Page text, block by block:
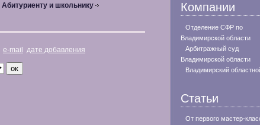
Абитуриенту и школьнику
e-mail дате добавления
Компании
Отделение СФР по
Владимирской области
Арбитражный суд
Владимирской области
Владимирский
Статьи
От первого мастер-